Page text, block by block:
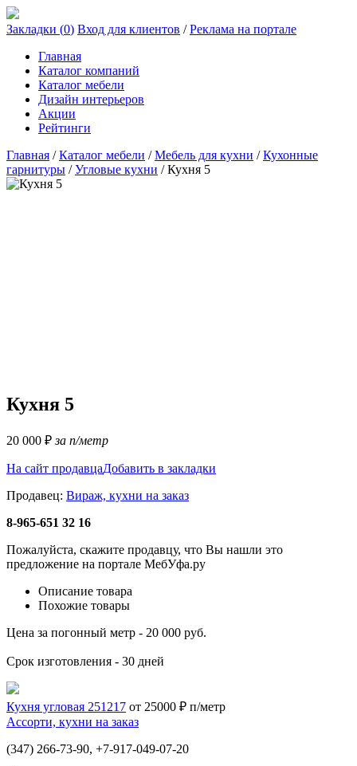
Закладки (0) Вход для клиентов /Реклама на портале
Главная
Каталог компаний
Каталог мебели
Дизайн интерьеров
Акции
Рейтинги
Главная /Каталог мебели /Мебель для кухни /Кухонные
гарнитуры /Угловые кухни /Кухня 5
Кухня 5
20 000 ₽ за п/метр
На сайт продавцаДобавить в закладки
Продавец: Вираж, кухни на заказ
8-965-651 32 16
Пожалуйста, скажите продавцу, что Вы нашли это
предложение на портале МебУфа.ру
Описание товара
Похожие товары
Цена за погонный метр - 20 000 руб.
Срок изготовления - 30 дней
Кухня угловая 251217 от 25000 ₽ п/метр
Ассорти, кухни на заказ
(347) 266-73-90, +7-917-049-07-20